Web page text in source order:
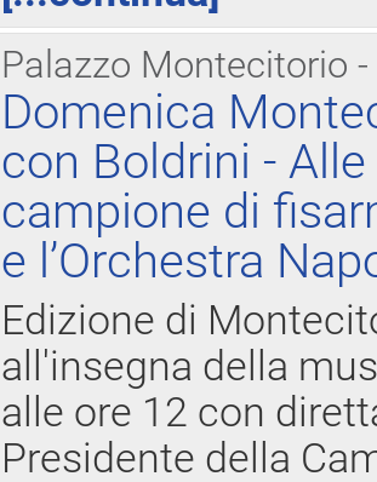
Palazzo Montecitorio
Domenica
con Boldrini -
campione di
e l’Orchestra
Edizione di
all'insegna della
alle ore 12 con
Presidente della